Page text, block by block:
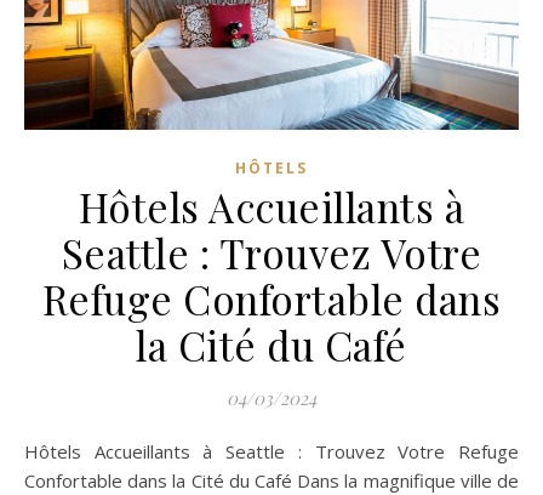
HÔTELS
Hôtels Accueillants à
Seattle : Trouvez Votre
Refuge Confortable dans
la Cité du Café
04/03/2024
Hôtels Accueillants à Seattle : Trouvez Votre Refuge
Confortable dans la Cité du Café Dans la magnifique ville de